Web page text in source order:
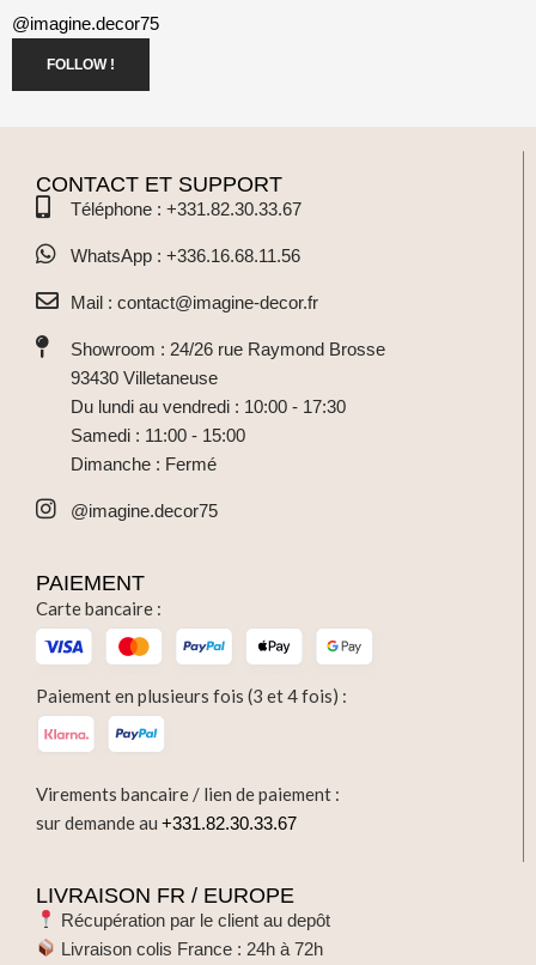
@imagine.decor75
FOLLOW !
CONTACT ET SUPPORT
Téléphone : +331.82.30.33.67
WhatsApp : +336.16.68.11.56
Mail : contact@imagine-decor.fr
Showroom : 24/26 rue Raymond Brosse
93430 Villetaneuse
Du lundi au vendredi : 10:00 - 17:30
Samedi : 11:00 - 15:00
Dimanche : Fermé
@imagine.decor75
PAIEMENT
Carte bancaire :
Paiement en plusieurs fois (3 et 4 fois) :
Virements bancaire / lien de paiement :
sur demande au +331.82.30.33.67
LIVRAISON FR / EUROPE
Récupération par le client au depôt
Livraison colis France : 24h à 72h